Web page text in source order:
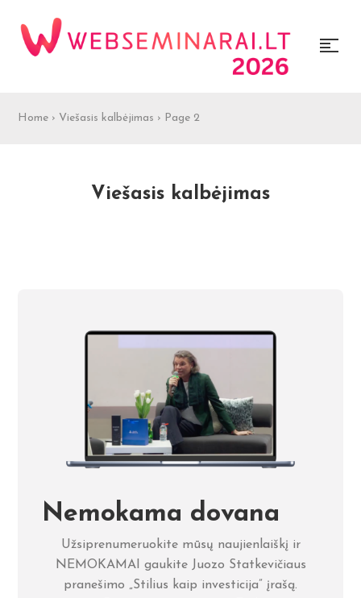
Home › Viešasis kalbėjimas › Page 2
Viešasis kalbėjimas
Nemokama dovana
Užsiprenumeruokite mūsų naujienlaiškį ir
NEMOKAMAI gaukite Juozo Statkevičiaus
pranešimo „Stilius kaip investicija” įrašą.